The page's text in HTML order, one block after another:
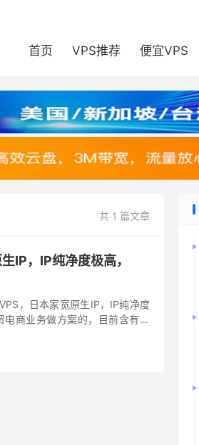
首页 VPS推荐 便宜VPS
共 1 篇文章
IP，IP纯净度极高，
，日本家宽原生IP，IP纯净度
商业务做方案的，目前含有韩